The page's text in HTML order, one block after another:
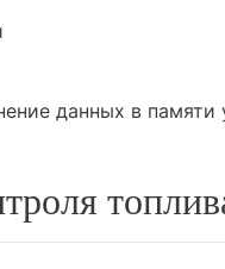
данных в памяти